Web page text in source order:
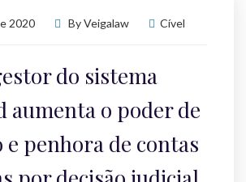
2020 ByVeigalaw Cível
do sistema
aumenta o poder de
penhora de contas